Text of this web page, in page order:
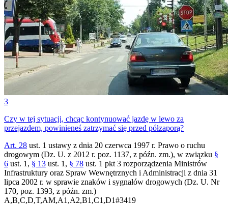
3
Czy w tej sytuacji, chcąc kontynuować jazdę w lewo za
przejazdem, powinieneś zatrzymać się przed półzaporą?
Art. 28 ust. 1 ustawy z dnia 20 czerwca 1997 r. Prawo o ruchu
drogowym (Dz. U. z 2012 r. poz. 1137, z późn. zm.), w związku §
6 ust. 1, § 13 ust. 1, § 78 ust. 1 pkt 3 rozporządzenia Ministrów
Infrastruktury oraz Spraw Wewnętrznych i Administracji z dnia 31
lipca 2002 r. w sprawie znaków i sygnałów drogowych (Dz. U. Nr
170, poz. 1393, z późn. zm.)
A,B,C,D,T,AM,A1,A2,B1,C1,D1#3419